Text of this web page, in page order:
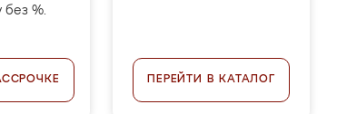
без %.
ПЕРЕЙТИ В КАТАЛОГ